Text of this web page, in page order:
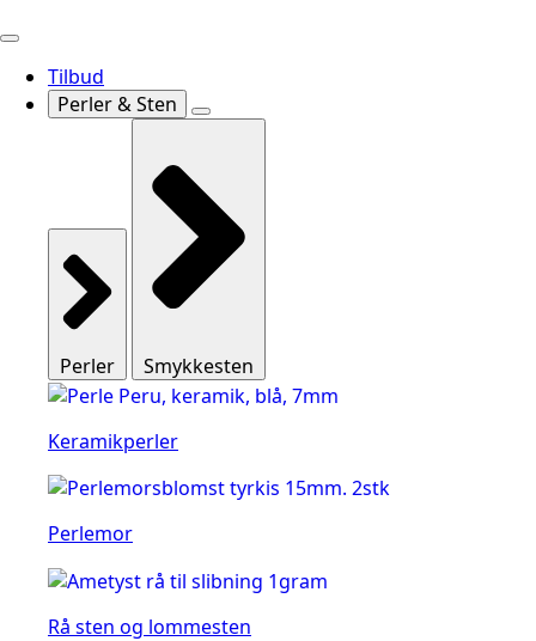
Tilbud
Perler & Sten
Perler Smykkesten
Keramikperler
Perlemor
Rå sten og lommesten